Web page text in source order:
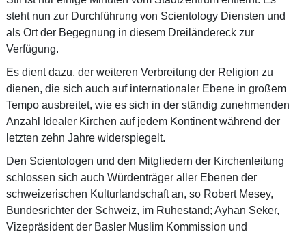
steht nun zur Durchführung von Scientology Diensten und
als Ort der Begegnung in diesem Dreiländereck zur
Verfügung.
Es dient dazu, der weiteren Verbreitung der Religion zu
dienen, die sich auch auf internationaler Ebene in großem
Tempo ausbreitet, wie es sich in der ständig zunehmenden
Anzahl Idealer Kirchen auf jedem Kontinent während der
letzten zehn Jahre widerspiegelt.
Den Scientologen und den Mitgliedern der Kirchenleitung
schlossen sich auch Würdenträger aller Ebenen der
schweizerischen Kulturlandschaft an, so Robert Mesey,
Bundesrichter der Schweiz, im Ruhestand; Ayhan Seker,
Vizepräsident der Basler Muslim Kommission und